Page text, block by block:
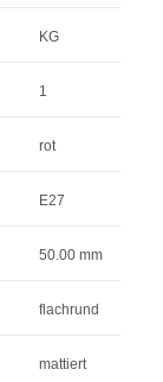
KG
1
rot
E27
50.00 mm
flachrund
mattiert